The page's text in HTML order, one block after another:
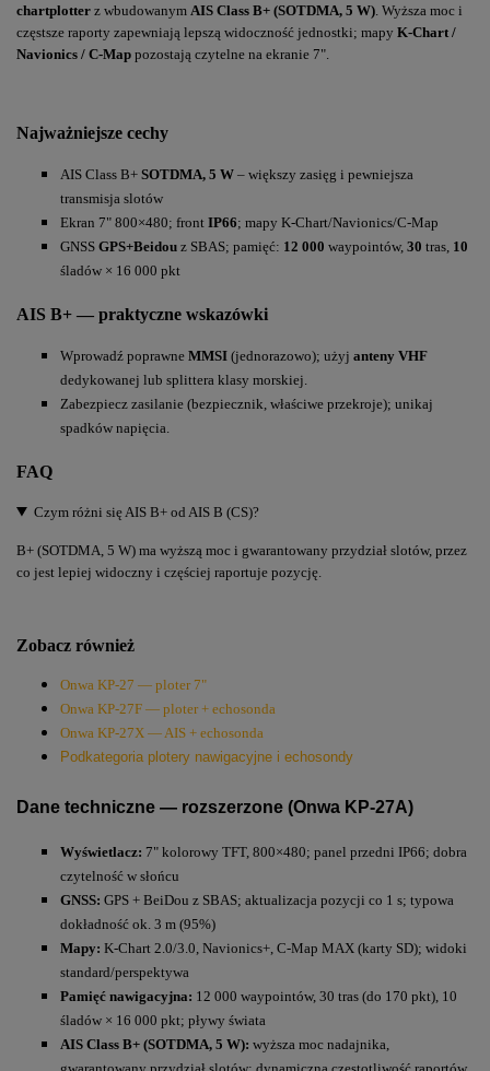
chartplotter z wbudowanym AIS Class B+ (SOTDMA, 5 W) . Wyższa moc i
częstsze raporty zapewniają lepszą widoczność jednostki; mapy K-Chart /
Navionics / C-Map pozostają czytelne na ekranie 7".
Najważniejsze cechy
AIS Class B+ SOTDMA, 5 W – większy zasięg i pewniejsza
transmisja slotów
Ekran 7" 800×480; front IP66; mapy K-Chart/Navionics/C-Map
GNSS GPS+Beidou z SBAS; pamięć: 12 000 waypointów, 30 tras, 10
śladów × 16 000 pkt
AIS B+ — praktyczne wskazówki
Wprowadź poprawne MMSI (jednorazowo); użyj anteny VHF
dedykowanej lub splittera klasy morskiej.
Zabezpiecz zasilanie (bezpiecznik, właściwe przekroje); unikaj
spadków napięcia.
FAQ
Czym różni się AIS B+ od AIS B (CS)?
B+ (SOTDMA, 5 W) ma wyższą moc i gwarantowany przydział slotów, przez
co jest lepiej widoczny i częściej raportuje pozycję.
Zobacz również
Onwa KP-27 — ploter 7"
Onwa KP-27F — ploter + echosonda
Onwa KP-27X — AIS + echosonda
Podkategoria plotery nawigacyjne i echosondy
Dane techniczne — rozszerzone (Onwa KP-27A)
Wyświetlacz: 7" kolorowy TFT, 800×480; panel przedni IP66; dobra
czytelność w słońcu
GNSS: GPS + BeiDou z SBAS; aktualizacja pozycji co 1 s; typowa
dokładność ok. 3 m (95%)
Mapy: K-Chart 2.0/3.0, Navionics+, C-Map MAX (karty SD); widoki
standard/perspektywa
Pamięć nawigacyjna: 12 000 waypointów, 30 tras (do 170 pkt), 10
śladów × 16 000 pkt; pływy świata
AIS Class B+ (SOTDMA, 5 W): wyższa moc nadajnika,